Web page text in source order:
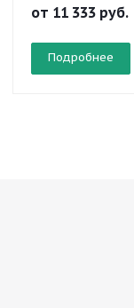
от 11 333 руб.
Подробнее